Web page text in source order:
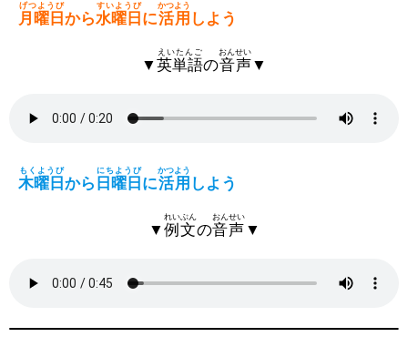
月曜日
げつようび
から水曜日
すいようび
に活用
かつよう
しよう
▼英単語
えいたんご
の音声
おんせい
▼
木曜日
もくようび
から 日曜日
にちようび
に活用
かつよう
しよう
▼例文
れいぶん
の音声
おんせい
▼